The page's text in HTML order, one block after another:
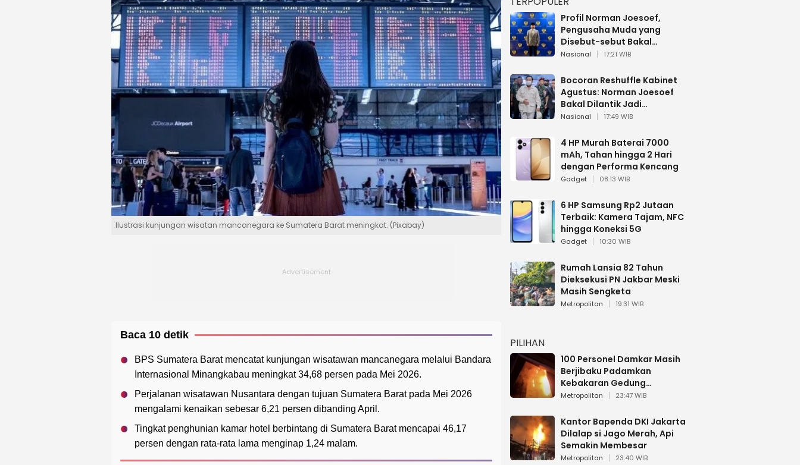
Ilustrasi kunjungan wisatan mancanegara ke Sumatera Barat meningkat. (Pixabay)
Baca 10 detik
BPS Sumatera Barat mencatat kunjungan wisatawan mancanegara melalui Bandara
Internasional Minangkabau meningkat 34,68 persen pada Mei 2026.
Perjalanan wisatawan Nusantara dengan tujuan Sumatera Barat pada Mei 2026
mengalami kenaikan sebesar 6,21 persen dibanding April.
Tingkat penghunian kamar hotel berbintang di Sumatera Barat mencapai 46,17
persen dengan rata-rata lama menginap 1,24 malam.
Profil Norman Joesoef,
Pengusaha Muda yang
Disebut-sebut Bakal
Dilantik Jadi Wamenhan RI
Nasional 17:21 WIB
Bocoran Reshuffle Kabinet
Agustus: Norman Joesoef
Bakal Dilantik Jadi
Wamenhan RI
Nasional 17:49 WIB
4 HP Murah Baterai 7000
mAh, Tahan hingga 2 Hari
dengan Performa Kencang
Gadget 08:13 WIB
6 HP Samsung Rp2 Jutaan
Terbaik: Kamera Tajam, NFC
hingga Koneksi 5G
Gadget 10:30 WIB
Rumah Lansia 82 Tahun
Dieksekusi PN Jakbar Meski
Masih Sengketa
Metropolitan 19:31 WIB
PILIHAN
100 Personel Damkar Masih
Berjibaku Padamkan
Kebakaran Gedung
Bapenda DKI
Metropolitan 23:47 WIB
Kantor Bapenda DKI Jakarta
Dilalap si Jago Merah, Api
Semakin Membesar
Metropolitan 23:40 WIB